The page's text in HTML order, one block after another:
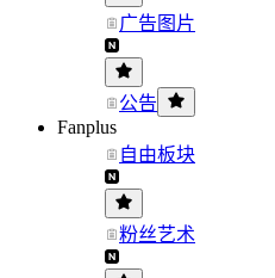
广告图片
公告
Fanplus
自由板块
粉丝艺术